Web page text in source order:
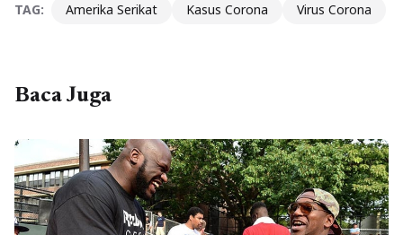
TAG: Amerika Serikat Kasus Corona Virus Corona
Baca Juga